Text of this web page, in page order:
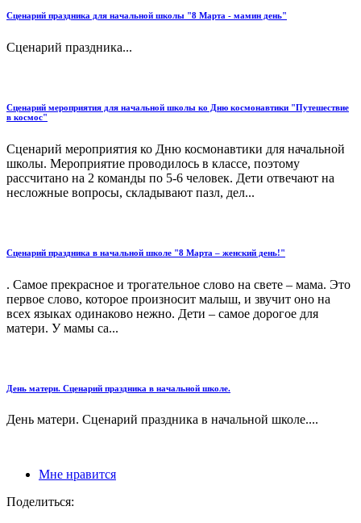
Сценарий праздника для начальной школы "8 Марта - мамин день"
Сценарий праздника...
Сценарий мероприятия для начальной школы ко Дню космонавтики "Путешествие
в космос"
Сценарий мероприятия ко Дню космонавтики для начальной
школы. Мероприятие проводилось в классе, поэтому
рассчитано на 2 команды по 5-6 человек. Дети отвечают на
несложные вопросы, складывают пазл, дел...
Сценарий праздника в начальной школе "8 Марта – женский день!"
. Самое прекрасное и трогательное слово на свете – мама. Это
первое слово, которое произносит малыш, и звучит оно на
всех языках одинаково нежно. Дети – самое дорогое для
матери. У мамы са...
День матери. Сценарий праздника в начальной школе.
День матери. Сценарий праздника в начальной школе....
Мне нравится
Поделиться: